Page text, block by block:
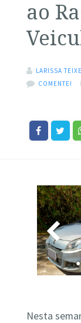
ao
LARISSA
COMENTE!
Nesta